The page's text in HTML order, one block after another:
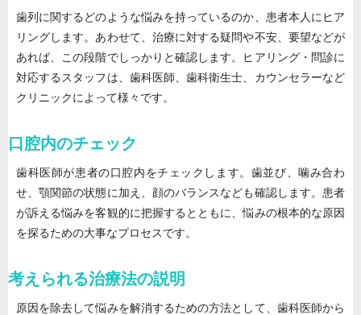
歯列に関するどのような悩みを持っているのか、患者本人にヒア
リングします。あわせて、治療に対する疑問や不安、要望などが
あれば、この段階でしっかりと確認します。ヒアリング・問診に
対応するスタッフは、歯科医師、歯科衛生士、カウンセラーなど
クリニックによって様々です。
口腔内のチェック
歯科医師が患者の口腔内をチェックします。歯並び、噛み合わ
せ、顎関節の状態に加え、顔のバランスなども確認します。患者
が訴える悩みを客観的に把握するとともに、悩みの根本的な原因
を探るための大事なプロセスです。
考えられる治療法の説明
原因を除去して悩みを解消するための方法として、歯科医師から